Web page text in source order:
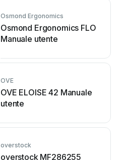
Osmond Ergonomics
Osmond Ergonomics FLO
Manuale utente
OVE
OVE ELOISE 42 Manuale
utente
overstock
overstock MF286255